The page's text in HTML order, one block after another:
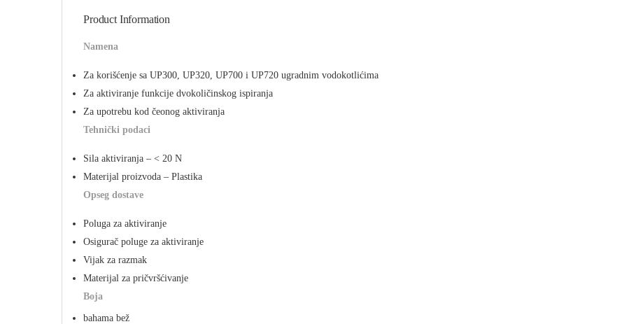
Product Information
Namena
Za korišćenje sa UP300, UP320, UP700 i UP720 ugradnim vodokotlićima
Za aktiviranje funkcije dvokoličinskog ispiranja
Za upotrebu kod čeonog aktiviranja
Tehnički podaci
Sila aktiviranja – < 20 N
Materijal proizvoda – Plastika
Opseg dostave
Poluga za aktiviranje
Osigurač poluge za aktiviranje
Vijak za razmak
Materijal za pričvršćivanje
Boja
bahama bež